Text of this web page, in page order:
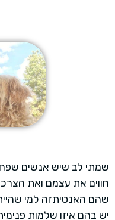
שמתי לב שיש אנשים
חווים את עצמם ואת
שהם האנטיתזה למי
יש בהם איזו שלמות